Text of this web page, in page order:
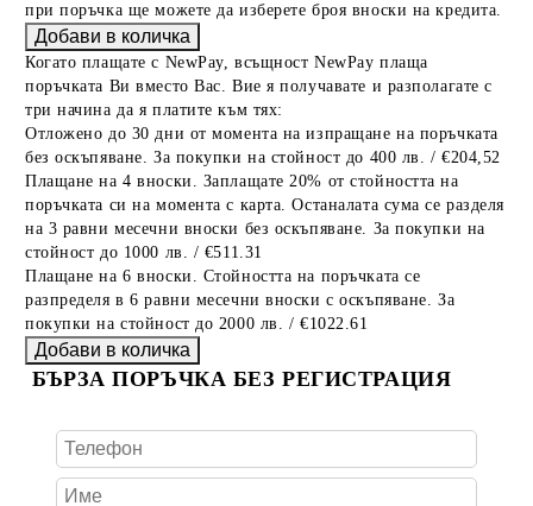
при поръчка ще можете да изберете броя вноски на кредита.
Когато плащате с NewPay, всъщност NewPay плаща
поръчката Ви вместо Вас. Вие я получавате и разполагате с
три начина да я платите към тях:
Отложено до 30 дни от момента на изпращане на поръчката
без оскъпяване. За покупки на стойност до 400 лв. / €204,52
Плащане на 4 вноски. Заплащате 20% от стойността на
поръчката си на момента с карта. Останалата сума се разделя
на 3 равни месечни вноски без оскъпяване. За покупки на
стойност до 1000 лв. / €511.31
Плащане на 6 вноски. Стойността на поръчката се
разпределя в 6 равни месечни вноски с оскъпяване. За
покупки на стойност до 2000 лв. / €1022.61
БЪРЗА ПОРЪЧКА БЕЗ РЕГИСТРАЦИЯ